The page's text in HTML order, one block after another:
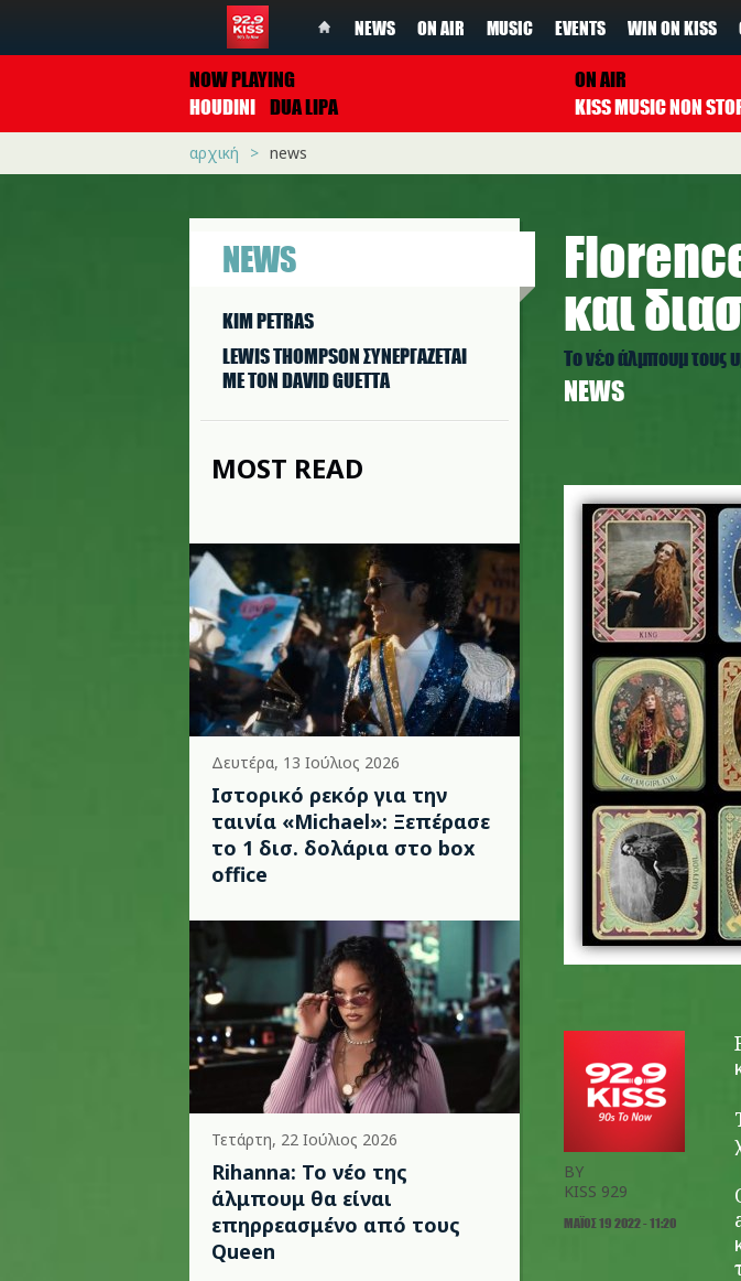
NEWS ON AIR MUSIC EVENTS WIN ON KISS
NOW PLAYING
HOUDINI DUA LIPA
ON AIR
αρχική news
NEWS
KIM PETRAS
LEWIS THOMPSON ΣΥΝΕΡΓAΖΕΤΑΙ
ΜΕ ΤΟΝ DAVID GUETTA
MOST READ
Δευτέρα, 13 Ιούλιος 2026
Ιστορικό ρεκόρ για την
ταινία «Michael»: Ξεπέρασε
το 1 δισ. δολάρια στο box
office
Τετάρτη, 22 Ιούλιος 2026
Rihanna: Το νέο της
άλμπουμ θα είναι
επηρρεασμένο από τους
Queen
και
Το νέο άλμπουμ τους
NEWS
florence_2.png
BY
KISS 929
ΜΆΙΟΣ 19 2022 - 11:20